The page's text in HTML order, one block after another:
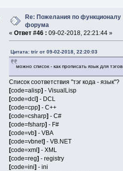
Re: Пожелания по функционалу
форума
« Ответ #46 : 09-02-2018, 22:21:44 »
Цитата: trir от 09-02-2018, 22:20:03
можно список - как прописать язык для
Список соответствия "тэг кода - язык"?
[code=alisp]- VisualLisp
[code=dcl]- DCL
[code=cpp]- C++
[code=csharp]- C#
[code=fsharp]- F#
[code=vb]- VBA
[code=vbnet]- VB.NET
[code=xml]- XML
[code=reg]- registry
[code=ini]- ini